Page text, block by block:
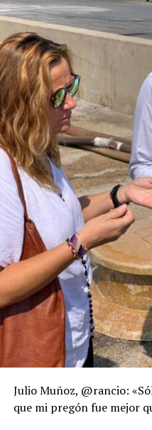
Julio Muñoz, @rancio:
que mi pregón fue mejor